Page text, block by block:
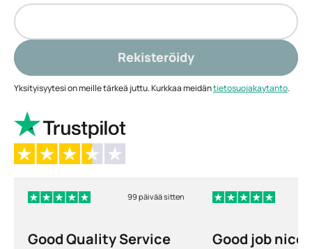
Rekisteröidy
Yksityisyytesi on meille tärkeä juttu. Kurkkaa meidäntietosuojakaytanto.
99 päivää sitten
Good Quality Service Good job nice